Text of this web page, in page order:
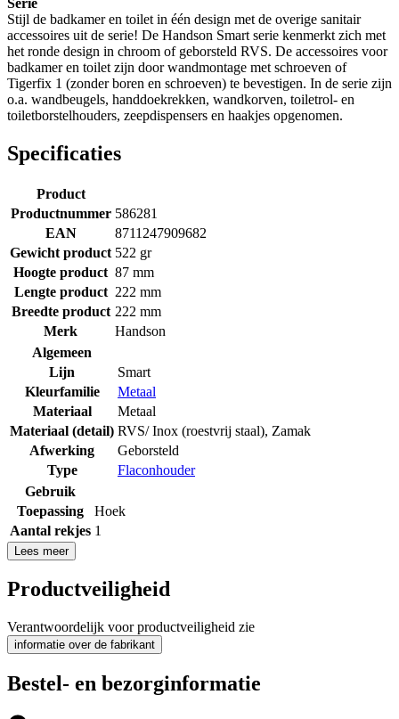
Stijl de badkamer en toilet in één design met de overige sanitair
accessoires uit de serie! De Handson Smart serie kenmerkt zich met
het ronde design in chroom of geborsteld RVS. De accessoires voor
badkamer en toilet zijn door wandmontage met schroeven of
Tigerfix 1 (zonder boren en schroeven) te bevestigen. In de serie zijn
o.a. wandbeugels, handdoekrekken, wandkorven, toiletrol- en
toiletborstelhouders, zeepdispensers en haakjes opgenomen.
Specificaties
Product
Productnummer 586281
EAN
8711247909682
Gewicht product 522 gr
Hoogte product 87 mm
Lengte product 222 mm
Breedte product 222 mm
Merk
Handson
Algemeen
Lijn
Smart
Kleurfamilie
Metaal
Materiaal
Metaal
Materiaal (detail) RVS/ Inox (roestvrij staal), Zamak
Afwerking
Geborsteld
Type
Flaconhouder
Gebruik
Toepassing
Hoek
Aantal rekjes 1
Lees meer
Productveiligheid
Verantwoordelijk voor productveiligheid zie
informatie over de fabrikant
Bestel- en bezorginformatie